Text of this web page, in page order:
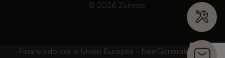
© 2026 Zummo
Financiado por la Unión Europea - NextGenerationEU